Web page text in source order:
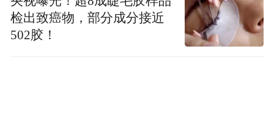
检出致癌物，部分成分接近
502胶！